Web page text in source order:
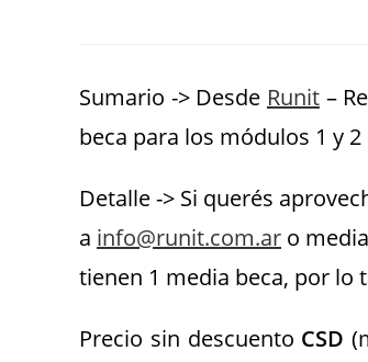
Sumario -> Desde Runit–
beca para los módulos 1 y
Detalle -> Si querés
a info@runit.com.ar o
tienen 1 media beca, por lo
Precio sin descuento CSD